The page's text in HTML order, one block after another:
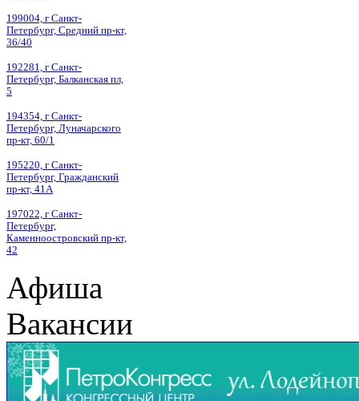
199004, г Санкт-
Петербург, Средний пр-кт,
36/40
192281, г Санкт-
Петербург, Балканская пл,
5
194354, г Санкт-
Петербург, Луначарского
пр-кт, 60/1
195220, г Санкт-
Петербург, Гражданский
пр-кт, 41А
197022, г Санкт-
Петербург,
Каменноостровский пр-кт,
42
Афиша
Вакансии